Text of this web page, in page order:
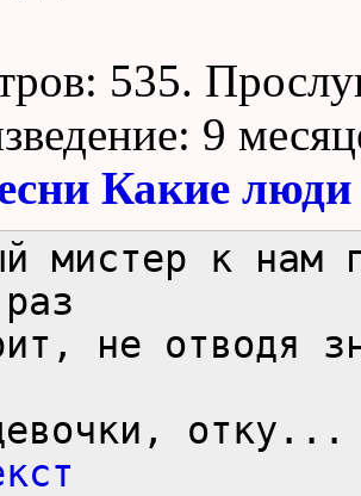
535.
9
Какие
мистер к нам
не отводя
отку...